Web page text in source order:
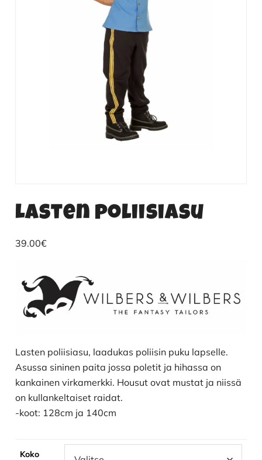
Lasten poliisiasu
39.00€
Lasten poliisiasu, laadukas poliisin puku lapselle.
Asussa sininen paita jossa poletit ja hihassa on
kankainen virkamerkki. Housut ovat mustat ja niissä
on kullankeltaiset raidat.
-koot: 128cm ja 140cm
Koko